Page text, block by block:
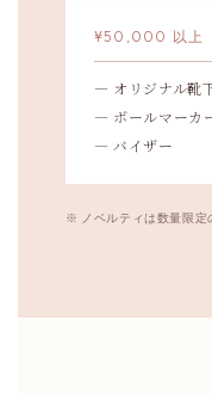
¥50,000 以上
— オリジナル靴
— ボールマーカ
— バイザー
※ ノベルティは数量限定